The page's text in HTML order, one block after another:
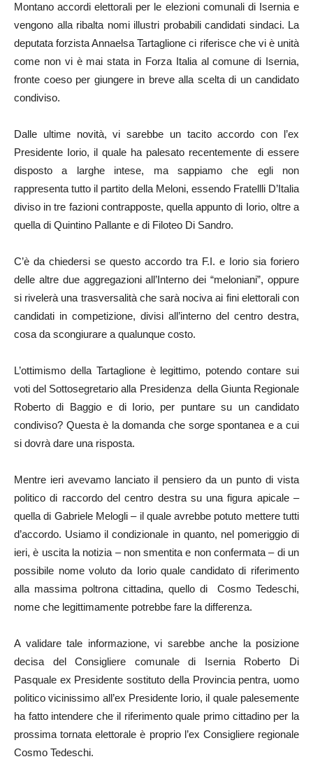
Montano accordi elettorali per le elezioni comunali di Isernia e
vengono alla ribalta nomi illustri probabili candidati sindaci. La
deputata forzista Annaelsa Tartaglione ci riferisce che vi è unità
come non vi è mai stata in Forza Italia al comune di Isernia,
fronte coeso per giungere in breve alla scelta di un candidato
condiviso.
Dalle ultime novità, vi sarebbe un tacito accordo con l’ex
Presidente Iorio, il quale ha palesato recentemente di essere
disposto a larghe intese, ma sappiamo che egli non
rappresenta tutto il partito della Meloni, essendo Fratellli D’Italia
diviso in tre fazioni contrapposte, quella appunto di Iorio, oltre a
quella di Quintino Pallante e di Filoteo Di Sandro.
C’è da chiedersi se questo accordo tra F.I. e Iorio sia foriero
delle altre due aggregazioni all’Interno dei “meloniani”, oppure
si rivelerà una trasversalità che sarà nociva ai fini elettorali con
candidati in competizione, divisi all’interno del centro destra,
cosa da scongiurare a qualunque costo.
L’ottimismo della Tartaglione è legittimo, potendo contare sui
voti del Sottosegretario alla Presidenza della Giunta Regionale
Roberto di Baggio e di Iorio, per puntare su un candidato
condiviso? Questa è la domanda che sorge spontanea e a cui
si dovrà dare una risposta.
Mentre ieri avevamo lanciato il pensiero da un punto di vista
politico di raccordo del centro destra su una figura apicale –
quella di Gabriele Melogli – il quale avrebbe potuto mettere tutti
d’accordo. Usiamo il condizionale in quanto, nel pomeriggio di
ieri, è uscita la notizia – non smentita e non confermata – di un
possibile nome voluto da Iorio quale candidato di riferimento
alla massima poltrona cittadina, quello di Cosmo Tedeschi,
nome che legittimamente potrebbe fare la differenza.
A validare tale informazione, vi sarebbe anche la posizione
decisa del Consigliere comunale di Isernia Roberto Di
Pasquale ex Presidente sostituto della Provincia pentra, uomo
politico vicinissimo all’ex Presidente Iorio, il quale palesemente
ha fatto intendere che il riferimento quale primo cittadino per la
prossima tornata elettorale è proprio l’ex Consigliere regionale
Cosmo Tedeschi.